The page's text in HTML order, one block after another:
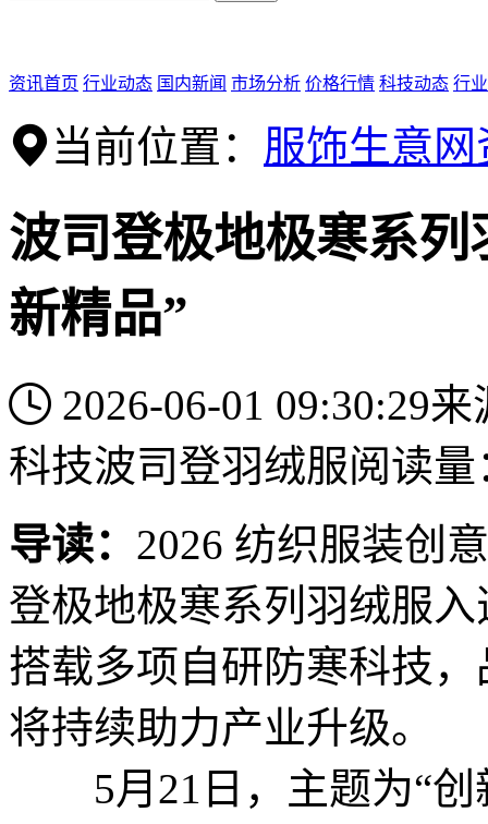
资讯首页 行业动态 国内新闻 市场分析 价格行情 科技动态 行
当前位置： 服饰生意网
波司登极地极寒系
新精品”
2026-06-01 09:30:29来
科技波司登羽绒服阅读量
导读： 2026 纺织服装创
登极地极寒系列羽绒服
搭载多项自研防寒科技
将持续助力产业升级。
5月21日，主题为“创